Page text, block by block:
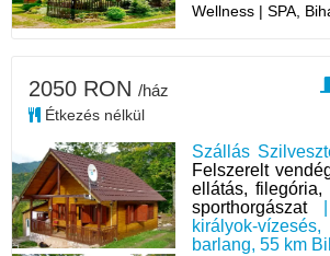
Wellness | SPA,
Szállás
Felszerelt
ellátás, filegória,
sporthorgászat|
királyok-
barlang, 55 km
2050 RON /ház
Étkezés nélkül